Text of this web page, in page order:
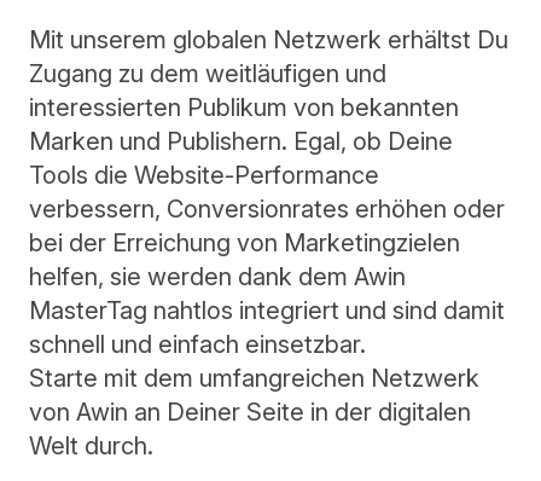
Mit unserem globalen Netzwerk erhältst Du
Zugang zu dem weitläufigen und
interessierten Publikum von bekannten
Marken und Publishern. Egal, ob Deine
Tools die Website-Performance
verbessern, Conversionrates erhöhen oder
bei der Erreichung von Marketingzielen
helfen, sie werden dank dem Awin
MasterTag nahtlos integriert und sind damit
schnell und einfach einsetzbar.
Starte mit dem umfangreichen Netzwerk
von Awin an Deiner Seite in der digitalen
Welt durch.